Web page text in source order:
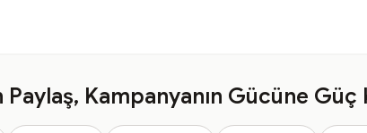
Paylaş, Kampanyanın Gücüne Güç